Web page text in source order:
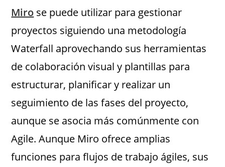
Miro se puede utilizar para gestionar
proyectos siguiendo una metodología
Waterfall aprovechando sus herramientas
de colaboración visual y plantillas para
estructurar, planificar y realizar un
seguimiento de las fases del proyecto,
aunque se asocia más comúnmente con
Agile. Aunque Miro ofrece amplias
funciones para flujos de trabajo ágiles, sus